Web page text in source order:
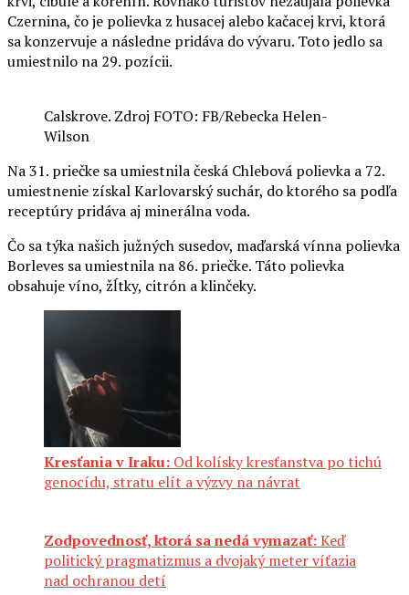
Czernina, čo je polievka z husacej alebo kačacej krvi, ktorá
sa konzervuje a následne pridáva do vývaru. Toto jedlo sa
umiestnilo na 29. pozícii.
Calskrove. Zdroj FOTO: FB/Rebecka Helen-
Wilson
Na 31. priečke sa umiestnila česká Chlebová polievka a 72.
umiestnenie získal Karlovarský suchár, do ktorého sa podľa
receptúry pridáva aj minerálna voda.
Čo sa týka našich južných susedov, maďarská vínna polievka
Borleves sa umiestnila na 86. priečke. Táto polievka
obsahuje víno, žĺtky, citrón a klinčeky.
Kresťania v Iraku: Od kolísky kresťanstva po tichú
genocídu, stratu elít a výzvy na návrat
Zodpovednosť, ktorá sa nedá vymazať:Keď
politický pragmatizmus a dvojaký meter víťazia
nad ochranou detí